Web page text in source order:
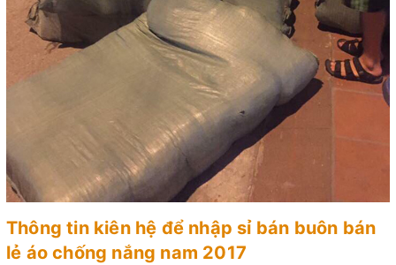
Thông tin kiên hệ để nhập sỉ bán buôn bán
lẻ áo chống nắng nam 2017